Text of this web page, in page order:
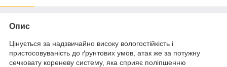
Опис
Цінується за надзвичайно високу вологостійкість і
пристосовуваність до ґрунтових умов, атак же за потужну
сечковату кореневу систему, яка сприяє поліпшенню